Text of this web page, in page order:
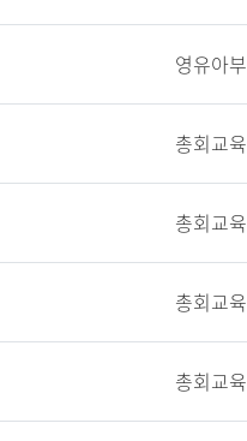
영유아부
총회교육
총회교육
총회교육
총회교육